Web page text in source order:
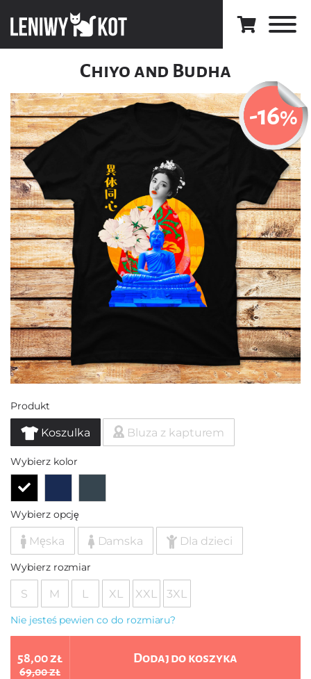
Chiyo and Budha
-16%
Produkt
Koszulka Bluza z kapturem
Wybierz kolor
Wybierz opcję
Męska Damska Dla dzieci
Wybierz rozmiar
S M L XL XXL 3XL
Nie jesteś pewien co do rozmiaru?
58,00 zł
69,00 zł
Dodaj do koszyka